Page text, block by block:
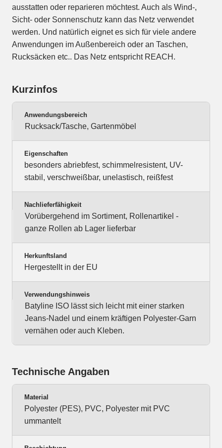
ausstatten oder reparieren möchtest. Auch als Wind-,
Sicht- oder Sonnenschutz kann das Netz verwendet
werden. Und natürlich eignet es sich für viele andere
Anwendungen im Außenbereich oder an Taschen,
Rucksäcken etc.. Das Netz entspricht REACH.
Kurzinfos
Anwendungsbereich
Rucksack/Tasche, Gartenmöbel
Eigenschaften
besonders abriebfest, schimmelresistent, UV-
stabil, verschweißbar, unelastisch, reißfest
Nachlieferfähigkeit
Vorübergehend im Sortiment, Rollenartikel -
ganze Rollen ab Lager lieferbar
Herkunftsland
Hergestellt in der EU
Verwendungshinweis
Batyline ISO lässt sich leicht mit einer starken
Jeans-Nadel und einem kräftigen Polyester-Garn
vernähen oder auch Kleben.
Technische Angaben
Material
Polyester (PES), PVC, Polyester mit PVC
ummantelt